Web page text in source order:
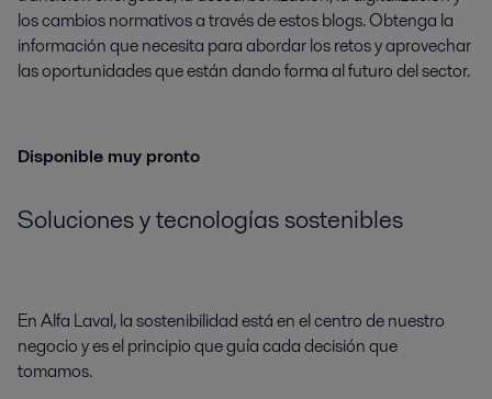
los cambios normativos a través de estos blogs. Obtenga la
información que necesita para abordar los retos y aprovechar
las oportunidades que están dando forma al futuro del sector.
Disponible muy pronto
Soluciones y tecnologías sostenibles
En Alfa Laval, la sostenibilidad está en el centro de nuestro
negocio y es el principio que guía cada decisión que
tomamos.